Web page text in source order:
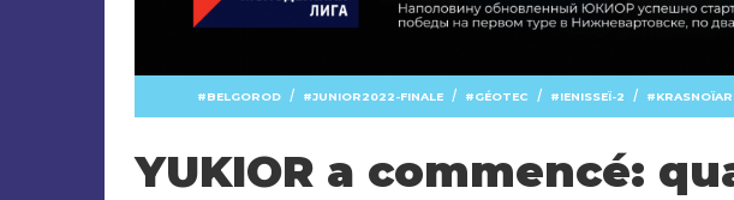
BELGOROD / JUNIOR2022-FINALE / GÉOTEC / IENISSEÏ-2 /
YUKIOR a commencé: